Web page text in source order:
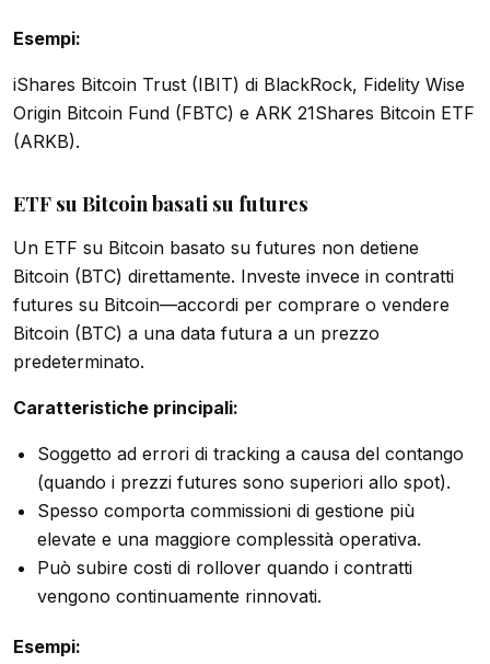
Esempi:
iShares Bitcoin Trust (IBIT) di BlackRock, Fidelity Wise
Origin Bitcoin Fund (FBTC) e ARK 21Shares Bitcoin ETF
(ARKB).
ETF su Bitcoin basati su futures
Un ETF su Bitcoin basato su futures non detiene
Bitcoin (BTC) direttamente. Investe invece in contratti
futures su Bitcoin—accordi per comprare o vendere
Bitcoin (BTC) a una data futura a un prezzo
predeterminato.
Caratteristiche principali:
Soggetto ad errori di tracking a causa del contango
(quando i prezzi futures sono superiori allo spot).
Spesso comporta commissioni di gestione più
elevate e una maggiore complessità operativa.
Può subire costi di rollover quando i contratti
vengono continuamente rinnovati.
Esempi: